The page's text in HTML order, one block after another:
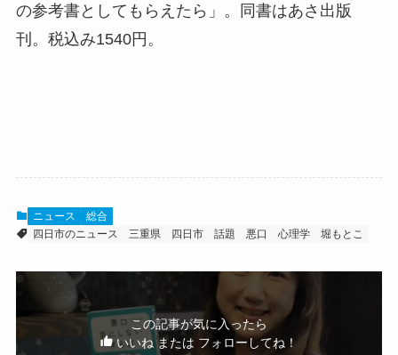
の参考書としてもらえたら」。同書はあさ出版
刊。税込み1540円。
ニュース
総合
四日市のニュース
三重県 四日市 話題 悪口 心理学 堀もとこ
この記事が気に入ったら
いいね または フォローしてね！